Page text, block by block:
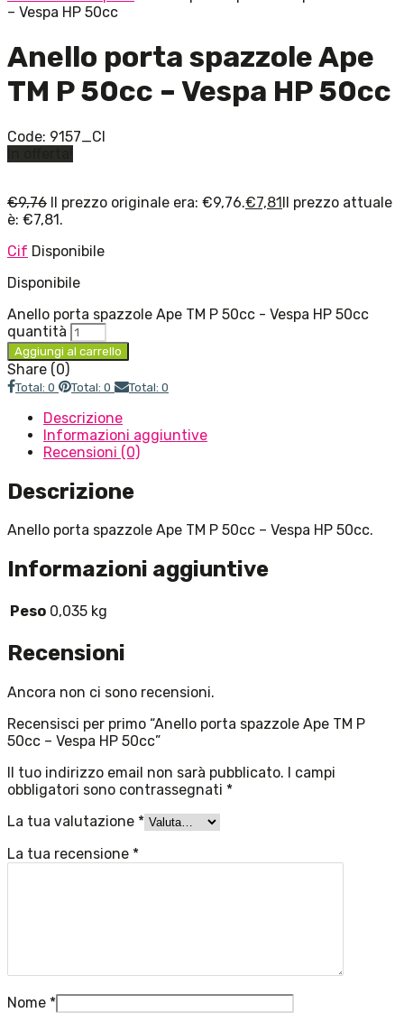
– Vespa HP 50cc
Anello porta spazzole Ape
TM P 50cc – Vespa HP 50cc
Code: 9157_CI
€9,76 Il prezzo originale era: €9,76.€7,81Il prezzo attuale
è: €7,81.
Cif Disponibile
Disponibile
Anello porta spazzole Ape TM P 50cc - Vespa HP 50cc
quantità
Aggiungi al carrello
Share (0)
Total: 0 Total: 0 Total: 0
Descrizione
Informazioni aggiuntive
Recensioni (0)
Descrizione
Anello porta spazzole Ape TM P 50cc – Vespa HP 50cc.
Informazioni aggiuntive
Peso 0,035 kg
Recensioni
Ancora non ci sono recensioni.
Recensisci per primo “Anello porta spazzole Ape TM P
50cc – Vespa HP 50cc”
Il tuo indirizzo email non sarà pubblicato. I campi
obbligatori sono contrassegnati *
La tua valutazione *
La tua recensione *
Nome *